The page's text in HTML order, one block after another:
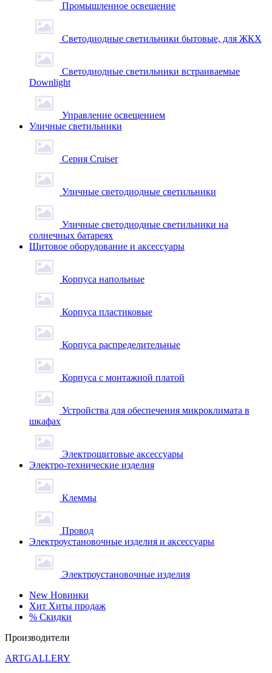
Промышленное освещение
Светодиодные светильники бытовые, для ЖКХ
Светодиодные светильники встраиваемые
Downlight
Управление освещением
Уличные светильники
Серия Cruiser
Уличные светодиодные светильники
Уличные светодиодные светильники на
солнечных батареях
Щитовое оборудование и аксессуары
Корпуса напольные
Корпуса пластиковые
Корпуса распределительные
Корпуса с монтажной платой
Устройства для обеспечения микроклимата в
шкафах
Электрощитовые аксессуары
Электро-технические изделия
Клеммы
Провод
Электроустановочные изделия и аксессуары
Электроустановочные изделия
New Новинки
Хит Хиты продаж
% Скидки
Производители
ARTGALLERY